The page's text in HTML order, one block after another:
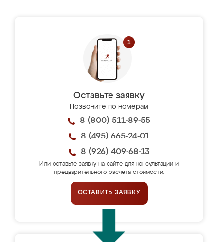
Оставьте заявку
Позвоните по номерам
8 (800) 511-89-55
8 (495) 665-24-01
8 (926) 409-68-13
Или оставьте заявку на сайте для консультации и
предварительного расчёта стоимости.
ОСТАВИТЬ ЗАЯВКУ